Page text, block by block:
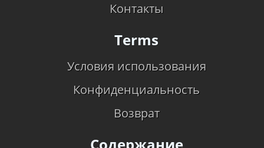
Контакты
Terms
Условия использования
Конфиденциальность
Возврат